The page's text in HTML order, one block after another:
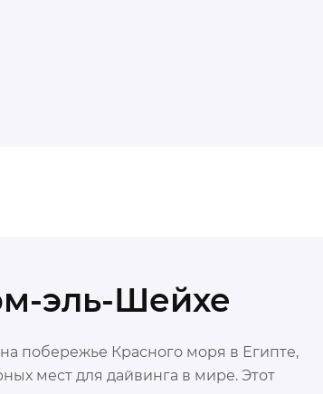
эль-Шейхе
побережье Красного моря в Египте,
мест для дайвинга в мире. Этот